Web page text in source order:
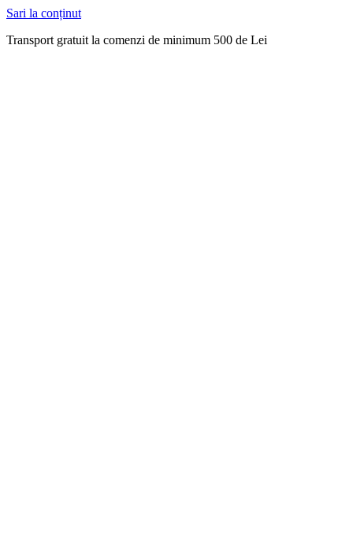
Sari la conținut
Transport gratuit la comenzi de minimum 500 de Lei